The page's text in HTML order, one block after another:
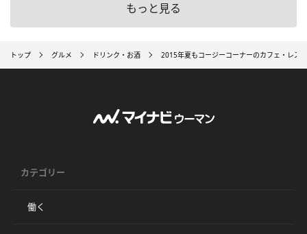
もっと見る
トップ グルメ ドリンク・お酒 2015年夏もコージーコーナーのカフェ・レス
カテゴリー
働く